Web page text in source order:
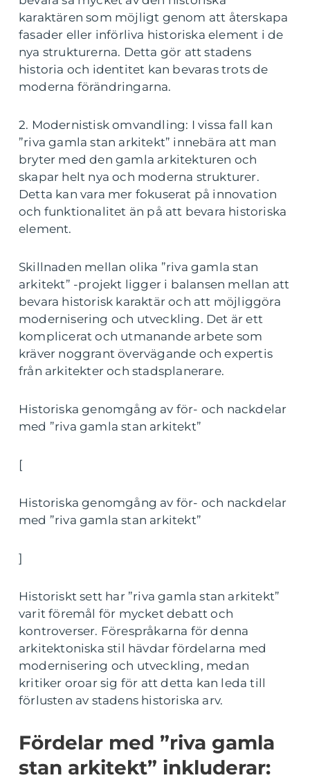
karaktären som möjligt genom att återskapa
fasader eller införliva historiska element i de
nya strukturerna. Detta gör att stadens
historia och identitet kan bevaras trots de
moderna förändringarna.
2. Modernistisk omvandling: I vissa fall kan
”riva gamla stan arkitekt” innebära att man
bryter med den gamla arkitekturen och
skapar helt nya och moderna strukturer.
Detta kan vara mer fokuserat på innovation
och funktionalitet än på att bevara historiska
element.
Skillnaden mellan olika ”riva gamla stan
arkitekt” -projekt ligger i balansen mellan att
bevara historisk karaktär och att möjliggöra
modernisering och utveckling. Det är ett
komplicerat och utmanande arbete som
kräver noggrant övervägande och expertis
från arkitekter och stadsplanerare.
Historiska genomgång av för- och nackdelar
med ”riva gamla stan arkitekt”
[
Historiska genomgång av för- och nackdelar
med ”riva gamla stan arkitekt”
]
Historiskt sett har ”riva gamla stan arkitekt”
varit föremål för mycket debatt och
kontroverser. Förespråkarna för denna
arkitektoniska stil hävdar fördelarna med
modernisering och utveckling, medan
kritiker oroar sig för att detta kan leda till
förlusten av stadens historiska arv.
Fördelar med ”riva gamla
stan arkitekt” inkluderar: